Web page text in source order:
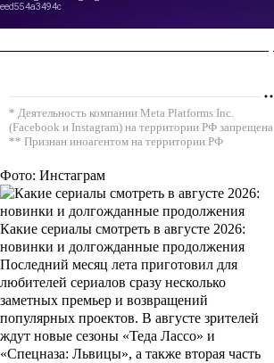
* Деятельность компании Meta Platforms Inc.
(Facebook и Instagram) на территории РФ запрещена
** Признан иноагентом на территории РФ
Фото: Инстаграм
Какие сериалы смотреть в августе 2026:
новинки и долгожданные продолжения
Последний месяц лета приготовил для
любителей сериалов сразу несколько
заметных премьер и возвращений
популярных проектов. В августе зрителей
ждут новые сезоны «Теда Лассо» и
«Спецназа: Львицы», а также вторая часть